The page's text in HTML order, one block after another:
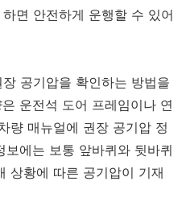
면 안전하게 운행할 수 있어
공기압을 확인하는 방법을
운전석 도어 프레임이나 연
량 매뉴얼에 권장 공기압 정
에는 보통 앞바퀴와 뒷바퀴
상황에 따른 공기압이 기재